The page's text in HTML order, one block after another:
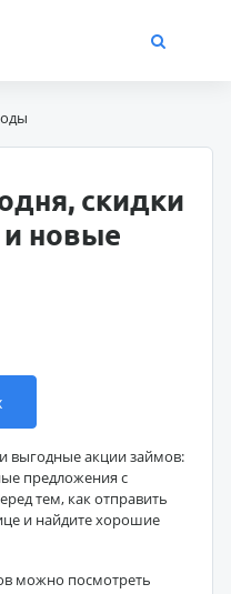
скидки
новые
выгодные акции займов:
предложения с
тем, как отправить
и найдите хорошие
можно посмотреть